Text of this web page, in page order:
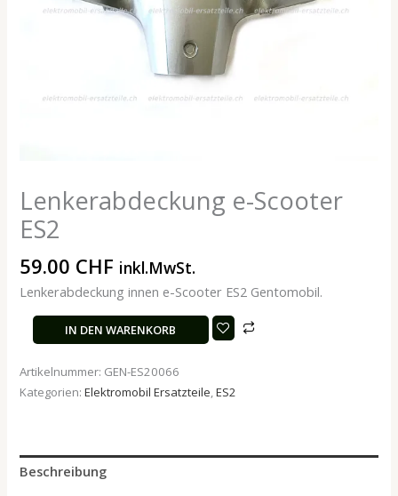
Lenkerabdeckung e-Scooter
ES2
59.00 CHF inkl.MwSt.
Lenkerabdeckung innen e-Scooter ES2 Gentomobil.
IN DEN WARENKORB
Artikelnummer: GEN-ES20066
Kategorien:Elektromobil Ersatzteile,ES2
Beschreibung